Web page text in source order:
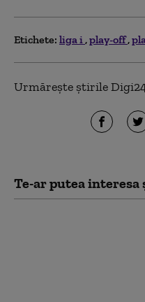
Etichete: liga i play-off
Urmărește știrile
Te-ar putea interesa